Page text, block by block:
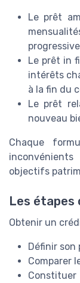
Le prêt
Le prêt in
intérêts
à la fin du
Le prêt
nouveau
Chaque
objectifs
Les étapes
Obtenir un
Définir son
Comparer